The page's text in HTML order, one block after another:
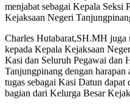
menjabat sebagai Kepala Seksi
Kejaksaan Negeri
Charles Hutabarat,SH.MH juga
kepada Kepala Kejaksaan
Kasi dan Seluruh Pegawai dan
Tanjungpinang dengan harapan
tugas sebagai Kasi Datun
bagian dari Kelurga Besar